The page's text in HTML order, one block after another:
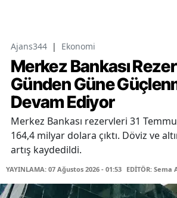
Ajans344 | Ekonomi
Merkez Bankası
Günden Güne
Devam Ediyor
Merkez Bankası rezervleri 31
164,4 milyar dolara çıktı. Döviz ve
artış kaydedildi.
YAYINLAMA: 07 Ağustos 2026 - 01:53 EDİTÖR: Sema